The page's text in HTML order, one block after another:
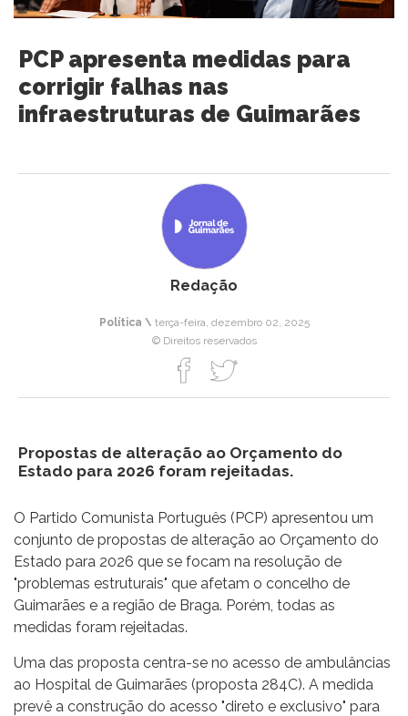
PCP apresenta medidas para
corrigir falhas nas
infraestruturas de Guimarães
Redação
Política \ terça-feira, dezembro 02, 2025
© Direitos reservados
Propostas de alteração ao Orçamento do
Estado para 2026 foram rejeitadas.
O Partido Comunista Português (PCP) apresentou um
conjunto de propostas de alteração ao Orçamento do
Estado para 2026 que se focam na resolução de
"problemas estruturais" que afetam o concelho de
Guimarães e a região de Braga. Porém, todas as
medidas foram rejeitadas.
Uma das proposta centra-se no acesso de ambulâncias
ao Hospital de Guimarães (proposta 284C). A medida
prevê a construção do acesso "direto e exclusivo" para